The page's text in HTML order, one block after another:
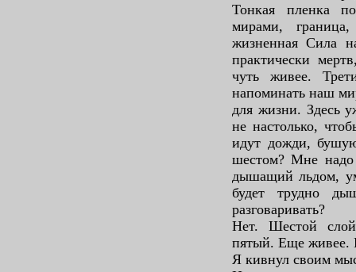
Тонкая пленка
мирами,
жизненная Сила
практически
чуть живее.
напоминать наш
для жизни. Здесь
не настолько,
идут дожди,
шестом? Мне
дышащий льдом,
будет трудно
разговаривать?
Нет. Шестой
пятый. Еще живее.
Я кивнул своим